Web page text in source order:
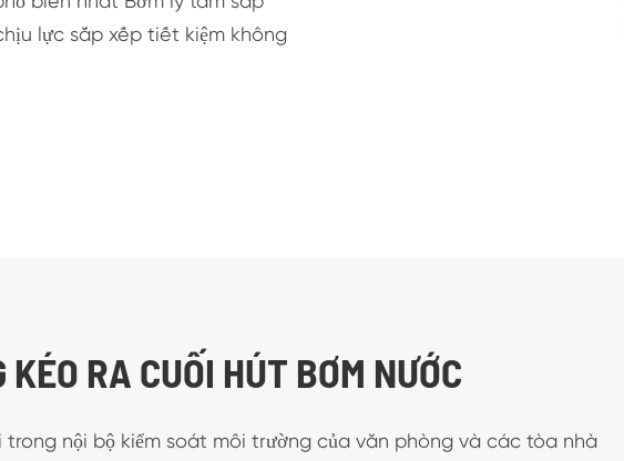
lực sắp xếp tiết kiệm không
RA CUỐI HÚT BƠM NƯỚC
trong nội bộ kiểm soát môi trường của văn phòng và các tòa nhà